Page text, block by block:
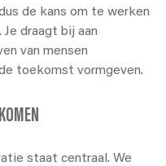
de kans om te werken
draagt bij aan
van mensen
toekomst vormgeven.
staat centraal. We